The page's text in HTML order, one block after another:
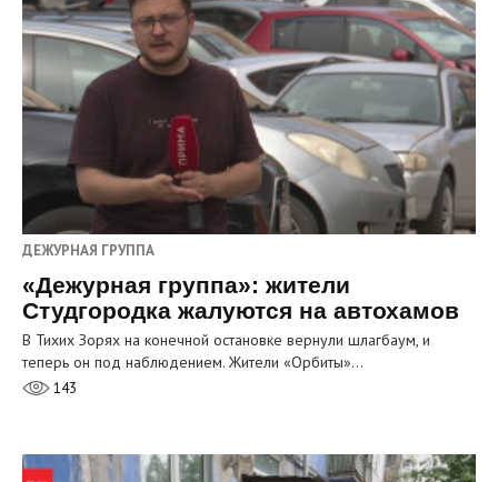
ДЕЖУРНАЯ ГРУППА
«Дежурная группа»: жители
Студгородка жалуются на автохамов
В Тихих Зорях на конечной остановке вернули шлагбаум, и
теперь он под наблюдением. Жители «Орбиты»…
143